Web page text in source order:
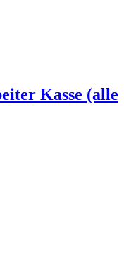
Kasse (alle